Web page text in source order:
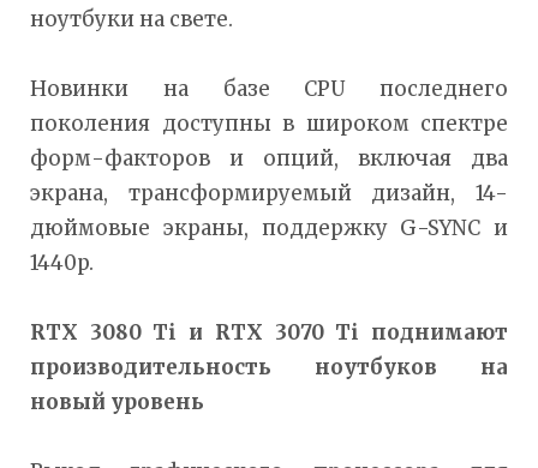
ноутбуки на свете.
Новинки на базе CPU последнего
поколения доступны в широком спектре
форм-факторов и опций, включая два
экрана, трансформируемый дизайн, 14-
дюймовые экраны, поддержку G-SYNC и
1440p.
RTX 3080 Ti и RTX 3070 Ti поднимают
производительность ноутбуков на
новый уровень